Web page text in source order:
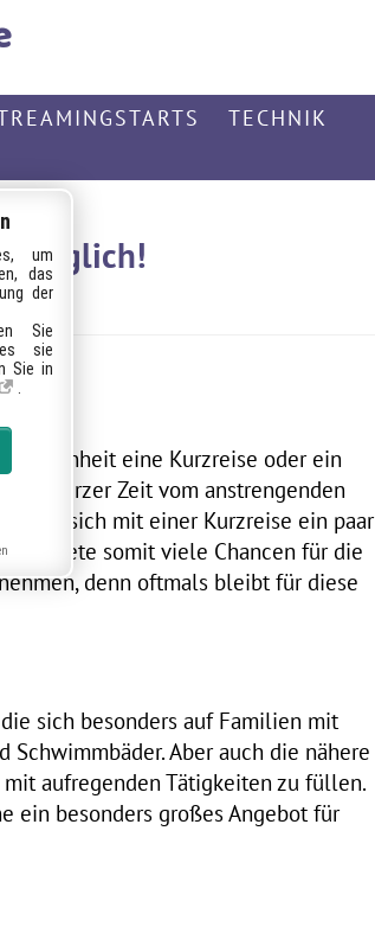
TECHNIK
möglich!
eine Kurzreise oder ein
kurzer Zeit vom anstrengenden
sich mit einer Kurzreise ein paar
biete somit viele Chancen für die
denn oftmals bleibt für diese
sich besonders auf Familien mit
Aber auch die nähere
aufregenden Tätigkeiten zu füllen.
ein besonders großes Angebot für
um
das
der
Sie
sie
Sie in